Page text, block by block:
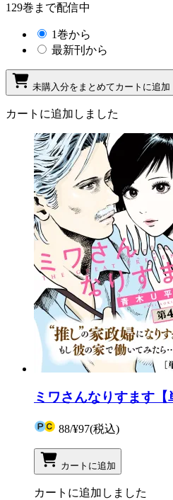
129巻まで配信中
1巻から
最新刊から
未購入分をまとめてカートに追加
カートに追加しました
ミワさんなりすます【
88/¥97(税込)
カートに追加
カートに追加しました